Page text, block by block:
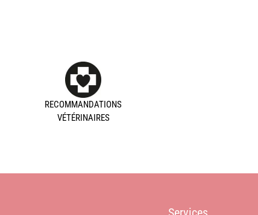
RECOMMANDATIONS
VÉTÉRINAIRES